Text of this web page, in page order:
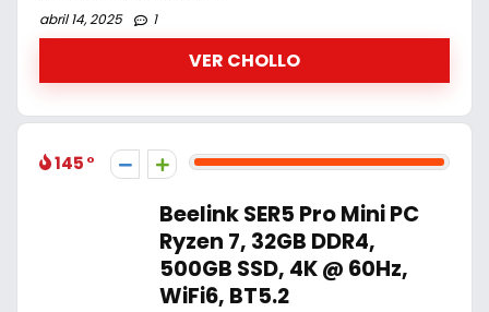
abril 14, 2025
1
VER CHOLLO
145
Beelink SER5 Pro Mini PC
Ryzen 7, 32GB DDR4,
500GB SSD, 4K @ 60Hz,
WiFi6, BT5.2